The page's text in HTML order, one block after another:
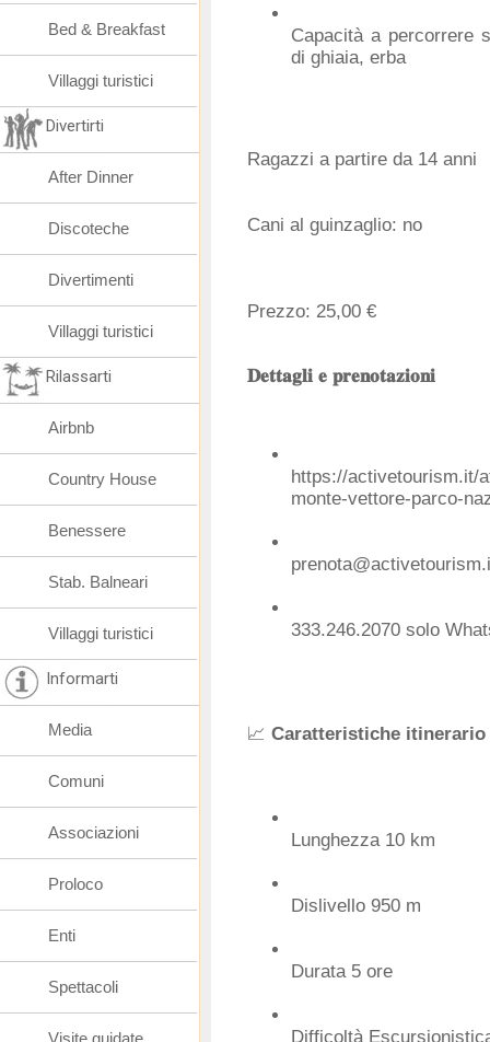
Capacità a percorrere
di ghiaia, erba
Ragazzi a partire da 14 anni
Cani al guinzaglio: no
Prezzo: 25,00 €
𝐃𝐞𝐭𝐭𝐚𝐠𝐥𝐢 𝐞 𝐩𝐫𝐞𝐧𝐨𝐭𝐚𝐳𝐢𝐨𝐧𝐢
https://activetourism.it/
monte-vettore-parco-
333.246.2070 solo
📈 Caratteristiche itinerario
Lunghezza 10 km
Dislivello 950 m
Durata 5 ore
Difficoltà
Bed & Breakfast
Villaggi turistici
Divertirti
After Dinner
Discoteche
Divertimenti
Villaggi turistici
Rilassarti
Airbnb
Country House
Benessere
Stab. Balneari
Villaggi turistici
Informarti
Media
Comuni
Associazioni
Proloco
Enti
Spettacoli
Visite guidate